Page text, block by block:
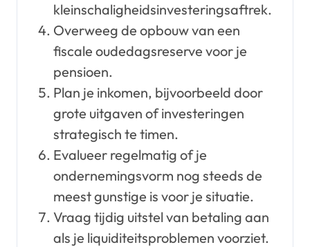
kleinschaligheidsinvesteringsaftrek.
Overweeg de opbouw van een
fiscale oudedagsreserve voor je
pensioen.
Plan je inkomen, bijvoorbeeld door
grote uitgaven of investeringen
strategisch te timen.
Evalueer regelmatig of je
ondernemingsvorm nog steeds de
meest gunstige is voor je situatie.
Vraag tijdig uitstel van betaling aan
als je liquiditeitsproblemen voorziet.